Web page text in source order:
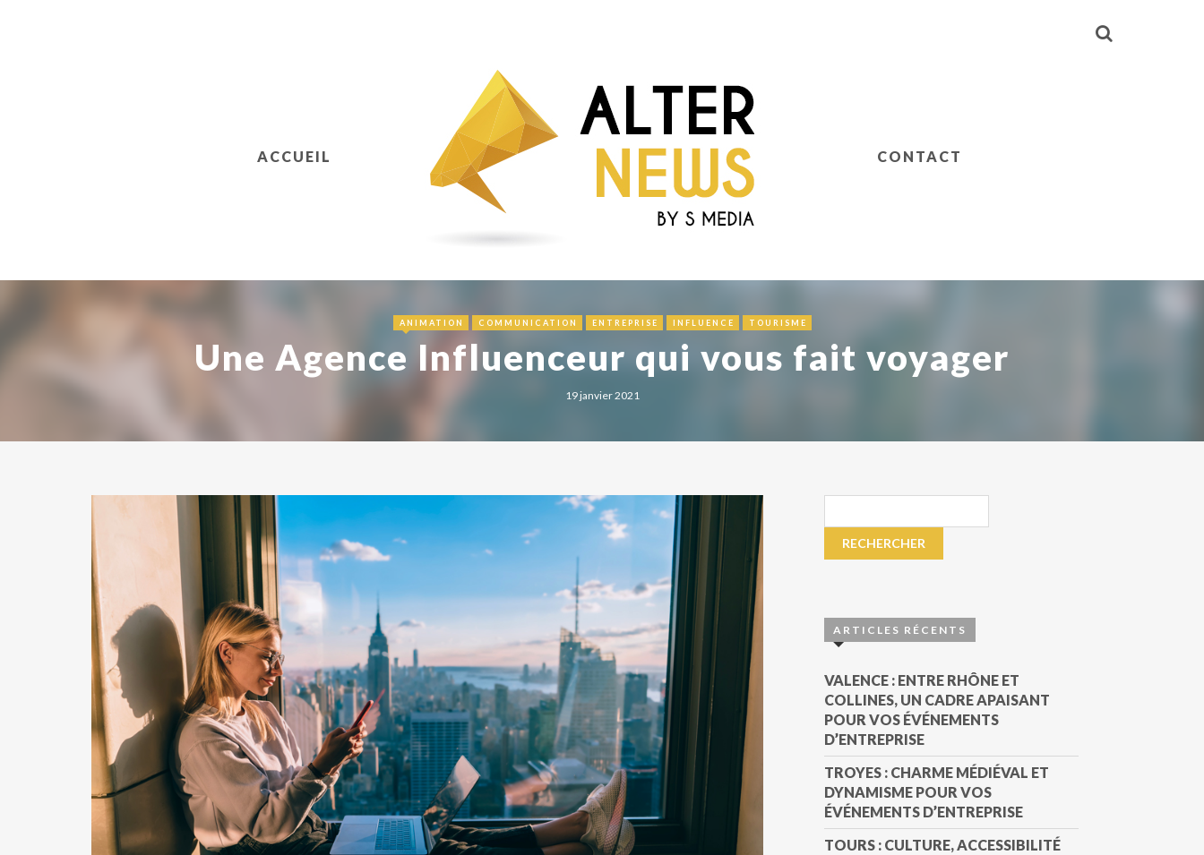
ACCUEIL CONTACT
ANIMATION COMMUNICATION ENTREPRISE INFLUENCE TOURISME
Une Agence Influenceur qui vous fait voyager
19 janvier 2021
ARTICLES RÉCENTS
VALENCE : ENTRE RHÔNE ET
COLLINES, UN CADRE APAISANT
POUR VOS ÉVÉNEMENTS
D’ENTREPRISE
TROYES : CHARME MÉDIÉVAL ET
DYNAMISME POUR VOS
ÉVÉNEMENTS D’ENTREPRISE
TOURS : CULTURE, ACCESSIBILITÉ